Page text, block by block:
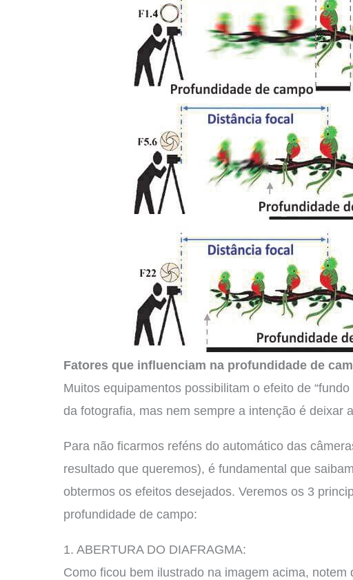
Fatores que influenciam na profundidade de
Muitos equipamentos possibilitam o efeito de
da fotografia, mas nem sempre a intenção é deixar
Para não ficarmos reféns do automático das
resultado que queremos), é fundamental que
obtermos os efeitos desejados. Veremos os 3
profundidade de campo:
1. ABERTURA DO DIAFRAGMA:
Como ficou bem ilustrado na imagem acima, notem